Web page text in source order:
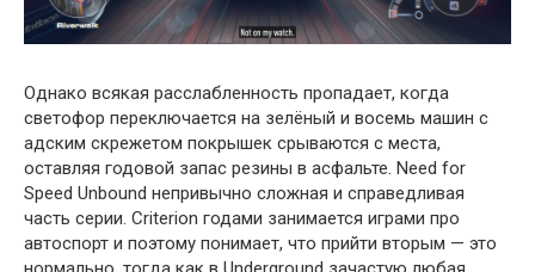
Однако всякая расслабленность пропадает, когда
светофор переключается на зелёный и восемь машин с
адским скрежетом покрышек срываются с места,
оставляя годовой запас резины в асфальте. Need for
Speed Unbound непривычно сложная и справедливая
часть серии. Criterion годами занимается играми про
автоспорт и поэтому понимает, что прийти вторым — это